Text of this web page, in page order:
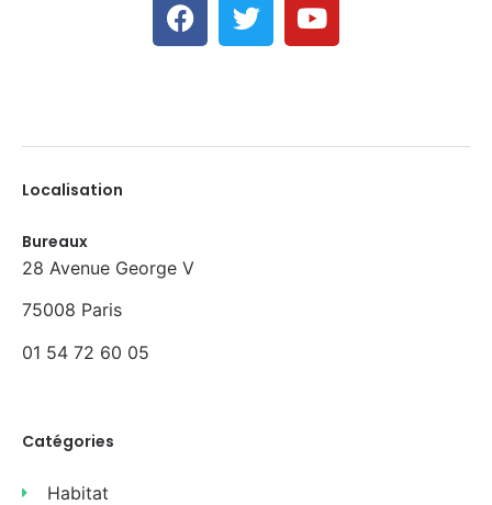
Localisation
Bureaux
28 Avenue George V
75008 Paris
01 54 72 60 05
Catégories
Habitat